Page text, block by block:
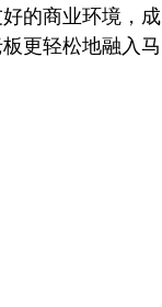
的商业环境，成
更轻松地融入马